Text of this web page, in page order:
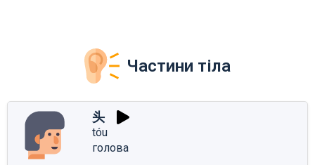
Частини тіла
头
tóu
голова